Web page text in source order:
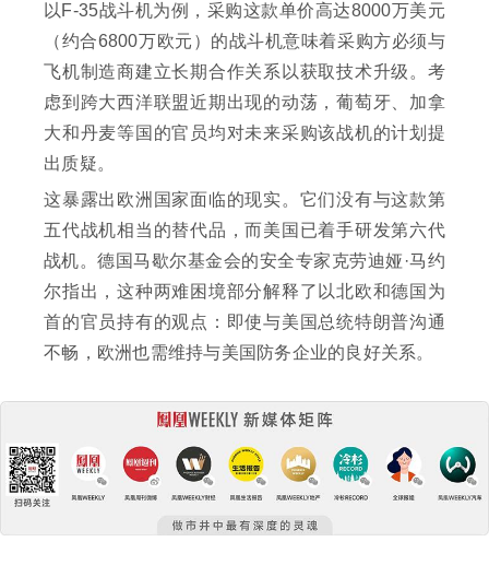
以F-35战斗机为例，采购这款单价高达8000万美元
（约合6800万欧元）的战斗机意味着采购方必须与
飞机制造商建立长期合作关系以获取技术升级。考
虑到跨大西洋联盟近期出现的动荡，葡萄牙、加拿
大和丹麦等国的官员均对未来采购该战机的计划提
出质疑。
这暴露出欧洲国家面临的现实。它们没有与这款第
五代战机相当的替代品，而美国已着手研发第六代
战机。德国马歇尔基金会的安全专家克劳迪娅·马约
尔指出，这种两难困境部分解释了以北欧和德国为
首的官员持有的观点：即使与美国总统特朗普沟通
不畅，欧洲也需维持与美国防务企业的良好关系。